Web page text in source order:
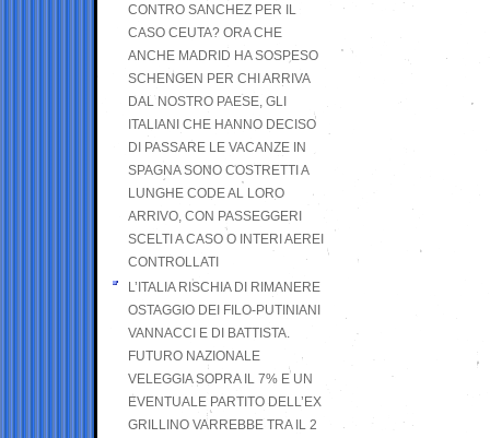
CONTRO SANCHEZ PER IL
CASO CEUTA? ORA CHE
ANCHE MADRID HA SOSPESO
SCHENGEN PER CHI ARRIVA
DAL NOSTRO PAESE, GLI
ITALIANI CHE HANNO DECISO
DI PASSARE LE VACANZE IN
SPAGNA SONO COSTRETTI A
LUNGHE CODE AL LORO
ARRIVO, CON PASSEGGERI
SCELTI A CASO O INTERI AEREI
CONTROLLATI
L’ITALIA RISCHIA DI RIMANERE
OSTAGGIO DEI FILO-PUTINIANI
VANNACCI E DI BATTISTA.
FUTURO NAZIONALE
VELEGGIA SOPRA IL 7% E UN
EVENTUALE PARTITO DELL’EX
GRILLINO VARREBBE TRA IL 2